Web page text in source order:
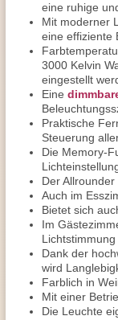
eine ruhige
Mit moderner
eine effiziente
3000 Kelvin
eingestellt
Eine
Praktische
Steuerung
Die Memory-
Der
Auch im
Bietet sich
Im
Lichtstimmung
Dank der
wird
Farblich in
Mit einer
Die Leuchte